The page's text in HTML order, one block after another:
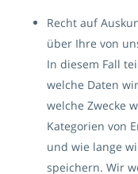
Recht auf
über Ihre von
In diesem Fall
welche Daten
welche Zwecke
Kategorien von
und wie lange
speichern. Wir